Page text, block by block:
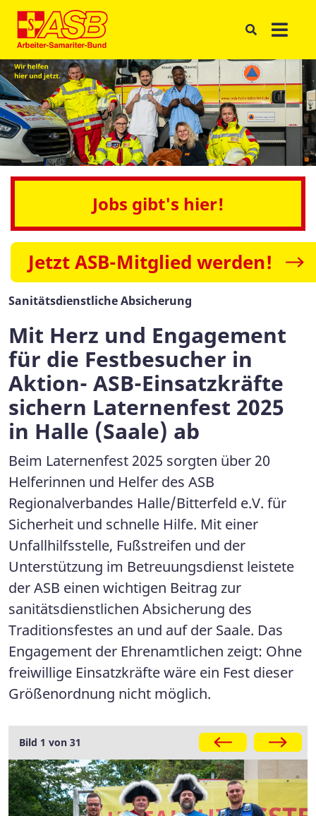
Jobs gibt's hier!
Jetzt ASB-Mitglied werden!
Sanitätsdienstliche Absicherung
Mit Herz und Engagement
für die Festbesucher in
Aktion- ASB-Einsatzkräfte
sichern Laternenfest 2025
in Halle (Saale) ab
Beim Laternenfest 2025 sorgten über 20
Helferinnen und Helfer des ASB
Regionalverbandes Halle/Bitterfeld e.V. für
Sicherheit und schnelle Hilfe. Mit einer
Unfallhilfsstelle, Fußstreifen und der
Unterstützung im Betreuungsdienst leistete
der ASB einen wichtigen Beitrag zur
sanitätsdienstlichen Absicherung des
Traditionsfestes an und auf der Saale. Das
Engagement der Ehrenamtlichen zeigt: Ohne
freiwillige Einsatzkräfte wäre ein Fest dieser
Größenordnung nicht möglich.
Galerie
Bild 1 von 31